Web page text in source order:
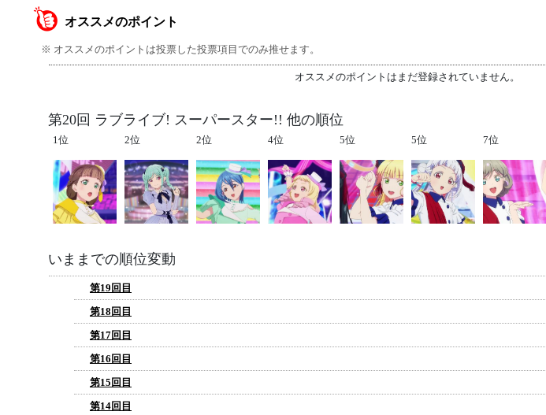
オススメのポイント
※ オススメのポイントは投票した投票項目でのみ推せます。
オススメのポイントはまだ登録されていません。
第20回 ラブライブ! スーパースター!! 他の順位
1位 2位 2位 4位 5位 5位 7位
いままでの順位変動
第19回目
第18回目
第17回目
第16回目
第15回目
第14回目